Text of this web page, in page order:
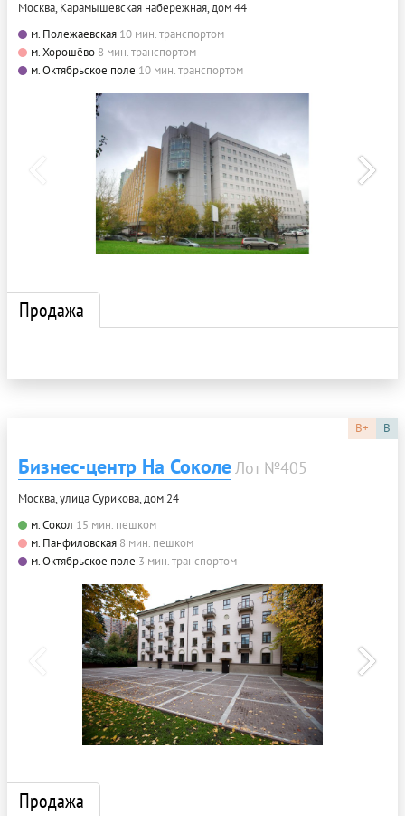
Москва, Карамышевская набережная, дом 44
м. Полежаевская 10 мин. транспортом
м. Хорошёво 8 мин. транспортом
м. Октябрьское поле 10 мин. транспортом
Продажа
B+ B
Бизнес-центр На СоколеЛот №405
Москва, улица Сурикова, дом 24
м. Сокол 15 мин. пешком
м. Панфиловская 8 мин. пешком
м. Октябрьское поле 3 мин. транспортом
Продажа